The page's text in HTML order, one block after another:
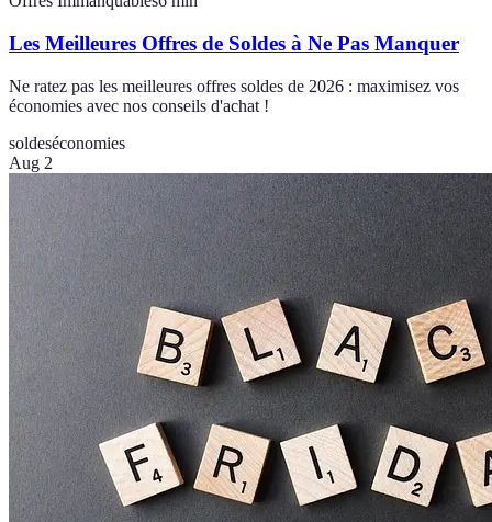
Les Meilleures Offres de Soldes à Ne Pas Manquer
Ne ratez pas les meilleures offres soldes de 2026 : maximisez vos
économies avec nos conseils d'achat !
soldeséconomies
Aug 2